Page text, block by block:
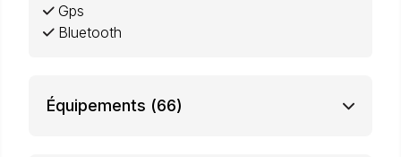
Gps
Bluetooth
Équipements (66)